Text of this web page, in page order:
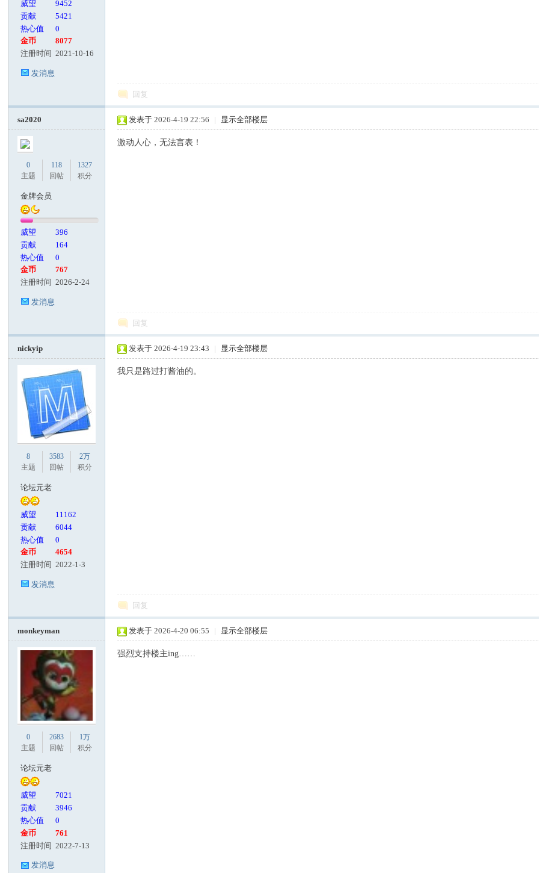
威望
9452
贡献
5421
热心值
0
金币
8077
注册时间 2021-10-16
发消息
回复
sa2020
0
主题
118
回帖
1327
积分
金牌会员
威望
396
贡献
164
热心值
0
金币
767
注册时间 2026-2-24
发消息
发表于 2026-4-19 22:56 | 显示全部楼层
激动人心，无法言表！
回复
nickyip
8
主题
3583
回帖
2万
积分
论坛元老
威望
11162
贡献
6044
热心值
0
金币
4654
注册时间 2022-1-3
发消息
发表于 2026-4-19 23:43 | 显示全部楼层
我只是路过打酱油的。
回复
monkeyman
0
主题
2683
回帖
1万
积分
论坛元老
威望
7021
贡献
3946
热心值
0
金币
761
注册时间 2022-7-13
发消息
发表于 2026-4-20 06:55 | 显示全部楼层
强烈支持楼主ing……